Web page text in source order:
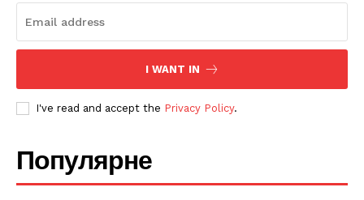
SUBSCRIBE NOW
Company
I WANT IN
I've read and accept the Privacy Policy.
Популярне